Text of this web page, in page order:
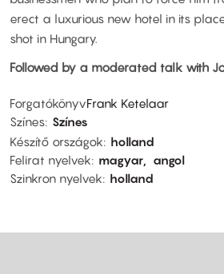
erect a luxurious new hotel in its
shot in Hungary.
Followed by a moderated talk with
ForgatókönyvFrank Ketelaar
Színes Színes
Készítő országok
holland
Felirat nyelvek
magyar
angol
Szinkron nyelvek
holland